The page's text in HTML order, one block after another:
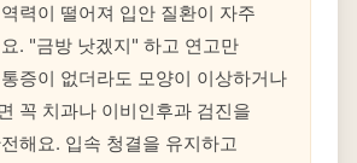
력이 떨어져 입안 질환이 자주
. "금방 낫겠지" 하고 연고만
증이 없더라도 모양이 이상하거나
꼭 치과나 이비인후과 검진을
해요. 입속 청결을 유지하고